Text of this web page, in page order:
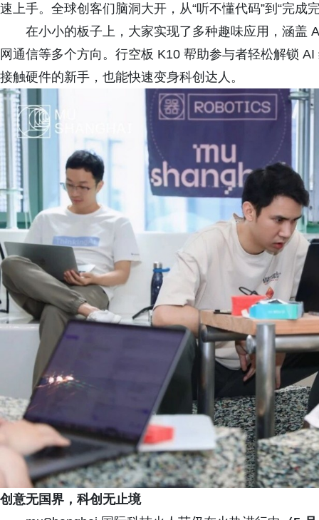
速上手。全球创客们脑洞大开，从“听不懂代码”到“完成
在小小的板子上，大家实现了多种趣味应用，涵盖
网通信等多个方向。行空板 K10 帮助参与者轻松解锁
接触硬件的新手，也能快速变身科创达人。
创意无国界，科创无止境